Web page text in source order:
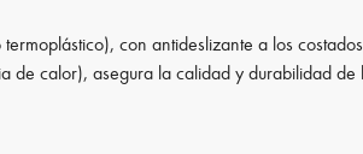
con antideslizante a los
de calor), asegura la calidad y durabilidad